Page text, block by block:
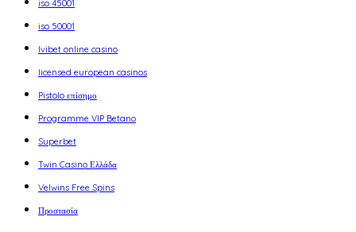
iso 45001
iso 50001
Ivibet online casino
licensed european casinos
Pistolo επίσημο
Programme VIP Betano
Superbet
Twin Casino Ελλάδα
Velwins Free Spins
Προστασία